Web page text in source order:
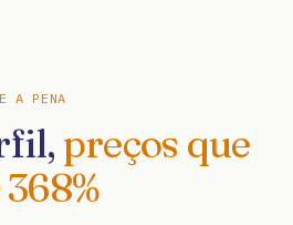
A PENA
preços que
368%